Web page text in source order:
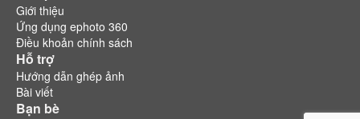
Giới thiệu
Ứng dụng ephoto 360
Điều khoản chính sách
Hỗ trợ
Hướng dẫn ghép ảnh
Bài viết
Bạn bè